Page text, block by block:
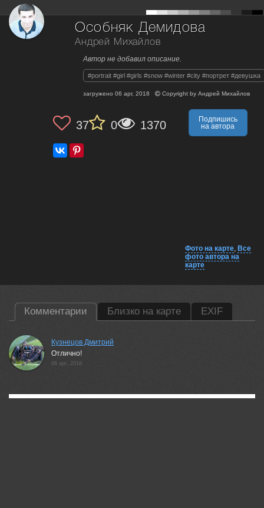
Особняк Демидова
Андрей Михайлов
Автор не добавил описание.
#portrait #girl #girls #snow #winter #city #портрет #девушка
загружено 06 apr, 2018 Copyright by Андрей Михайлов
37 0 1370
Подпишись
на автора
Фото на карте, Все
фото автора на
карте
Комментарии Близко на карте EXIF
Кузнецов Дмитрий
Отлично!
06 apr, 2018